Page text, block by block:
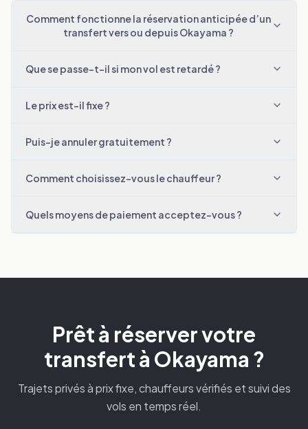
Comment fonctionne la réservation anticipée d’un
transfert vers ou depuis Okayama ?
Que se passe-t-il si mon vol est retardé ?
Le prix est-il fixe ?
Puis-je annuler gratuitement ?
Comment choisissez-vous le chauffeur ?
Quels moyens de paiement acceptez-vous ?
Prêt à réserver votre
transfert à Okayama ?
Trajets privés à prix fixe, chauffeurs vérifiés et suivi des
vols en temps réel.